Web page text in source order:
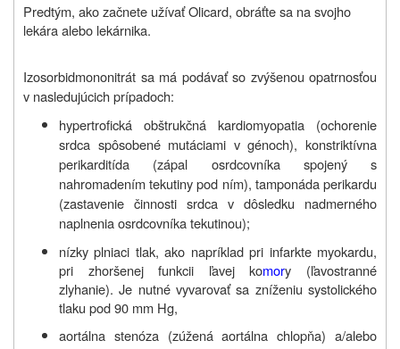
Predtým, ako začnete užívať Olicard, obráťte sa na svojho
lekára alebo lekárnika.
Izosorbidmononitrát sa má podávať so zvýšenou opatrnosťou
v nasledujúcich prípadoch:
hypertrofická obštrukčná kardiomyopatia (ochorenie
srdca spôsobené mutáciami v génoch), konstriktívna
perikarditída (zápal osrdcovníka spojený s
nahromadením tekutiny pod ním), tamponáda perikardu
(zastavenie činnosti srdca v dôsledku nadmerného
naplnenia osrdcovníka tekutinou);
nízky plniaci tlak, ako napríklad pri infarkte myokardu,
pri zhoršenej funkcii ľavej komory (ľavostranné
zlyhanie). Je nutné vyvarovať sa zníženiu systolického
tlaku pod 90 mm Hg,
aortálna stenóza (zúžená aortálna chlopňa) a/alebo